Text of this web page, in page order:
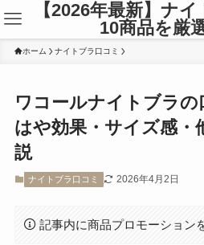
【2026年最新】ナ
10商品を厳
ホーム ナイトブラ口コミ
ワコールナイトブラの
はや効果・サイズ感・
説
ナイトブラ口コミ 2026年4月2日
記事内に商品プロモーション